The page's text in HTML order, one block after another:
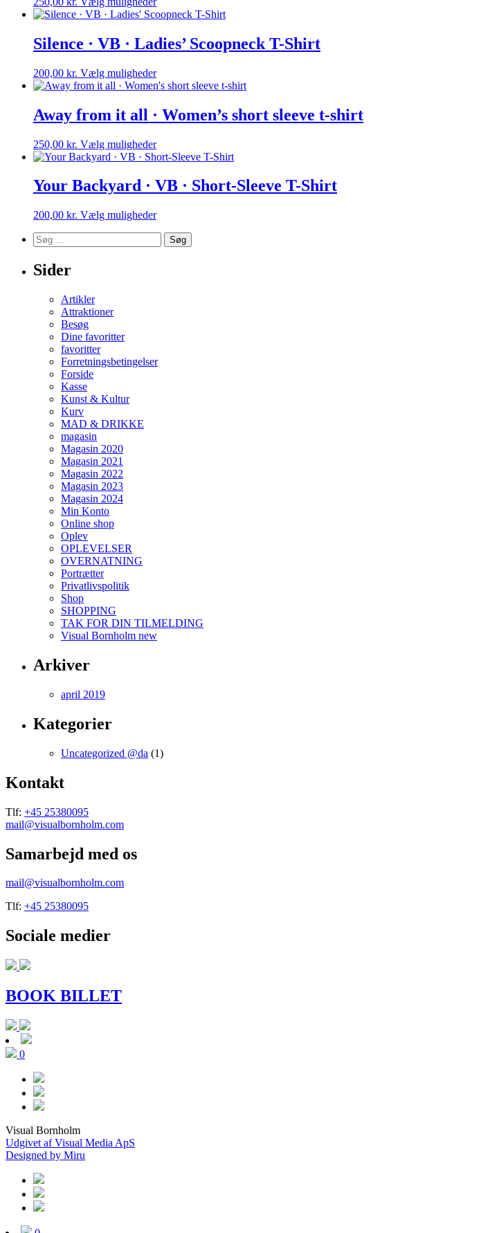
vare
flere
varianter.
kan
vælges
varesiden
Silence · VB · Ladies’ Scoopneck T-Shirt
200,00 kr. Vælg mulighederDette
vare
flere
varianter.
kan
vælges
varesiden
Away from it all · Women’s short sleeve t-shirt
250,00 kr. Vælg mulighederDette
vare
flere
varianter.
kan
vælges
på
Your Backyard · VB · Short-Sleeve T-Shirt
200,00 kr. Vælg mulighederDette
Søg
efter:
Sider
Artikler
Attraktioner
Besøg
Dine favoritter
favoritter
Forretningsbetingelser
Forside
Kasse
Kunst & Kultur
Kurv
MAD & DRIKKE
magasin
Magasin 2020
Magasin 2021
Magasin 2022
Magasin 2023
Magasin 2024
Min Konto
Online shop
Oplev
OPLEVELSER
OVERNATNING
Portrætter
Privatlivspolitik
Shop
SHOPPING
TAK FOR DIN TILMELDING
Visual Bornholm new
Arkiver
april 2019
Kategorier
Uncategorized @da (1)
Kontakt
Tlf: +45 25380095
mail@visualbornholm.com
Samarbejd med os
mail@visualbornholm.com
Tlf: +45 25380095
Sociale medier
BOOK BILLET
0
Visual Bornholm
Udgivet af Visual Media ApS
Designed by Miru